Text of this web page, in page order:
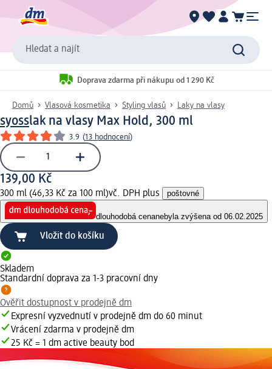
Hledat a najít
Doprava zdarma při nákupu od 1 290 Kč
Domů Vlasová kosmetika Styling vlasů Laky na vlasy
syosslak na vlasy Max Hold, 300 ml
3.9 (13 hodnocení)
139,00 Kč
300 ml (46,33 Kč za 100 ml)vč. DPH plus poštovné
dlouhodobá cenanebyla zvýšena od 06.02.2025
Vložit do košíku
Skladem
Standardní doprava za 1-3 pracovní dny
Ověřit dostupnost v prodejně dm
Expresní vyzvednutí v prodejně dm do 60 minut
Vrácení zdarma v prodejně dm
25 Kč = 1 dm active beauty bod